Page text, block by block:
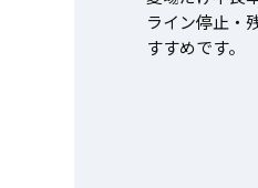
ライン停止・
すすめです。